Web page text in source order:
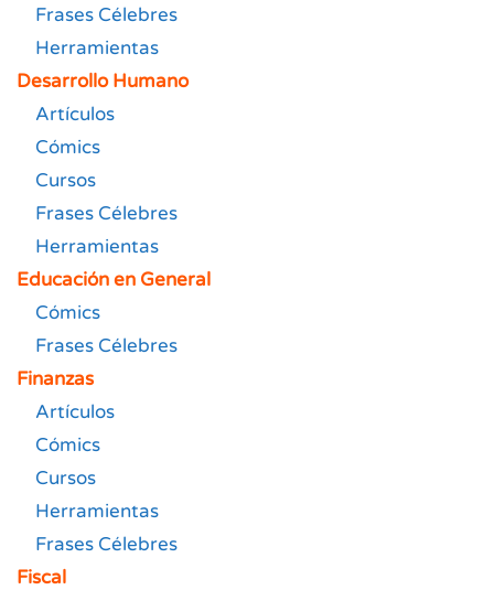
Frases Célebres
Herramientas
Desarrollo Humano
Artículos
Cómics
Cursos
Frases Célebres
Herramientas
Educación en General
Cómics
Frases Célebres
Finanzas
Artículos
Cómics
Cursos
Herramientas
Frases Célebres
Fiscal